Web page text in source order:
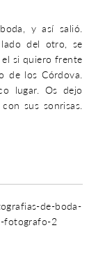
y así salió.
del otro, se
si quiero frente
de los Córdova.
lugar. Os dejo
sus sonrisas.